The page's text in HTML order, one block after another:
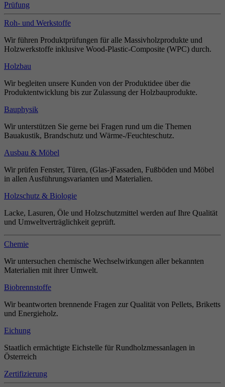
Prüfung
Roh- und Werkstoffe
Wir führen Produktprüfungen für alle Massivholzprodukte und
Holzwerkstoffe inklusive Wood-Plastic-Composite (WPC) durch.
Holzbau
Wir begleiten unsere Kunden von der Produktidee über die
Produktentwicklung bis zur Zulassung der Holzbauprodukte.
Bauphysik
Wir unterstützen Sie gerne bei Fragen rund um die Themen
Bauakustik, Brandschutz und Wärme-/Feuchteschutz.
Ausbau & Möbel
Wir prüfen Fenster, Türen, (Glas-)Fassaden, Fußböden und Möbel
in allen Ausführungsvarianten und Materialien.
Holzschutz & Biologie
Lacke, Lasuren, Öle und Holzschutzmittel werden auf Ihre Qualität
und Umweltverträglichkeit geprüft.
Chemie
Wir untersuchen chemische Wechselwirkungen aller bekannten
Materialien mit ihrer Umwelt.
Biobrennstoffe
Wir beantworten brennende Fragen zur Qualität von Pellets, Briketts
und Energieholz.
Eichung
Staatlich ermächtigte Eichstelle für Rundholzmessanlagen in
Österreich
Zertifizierung